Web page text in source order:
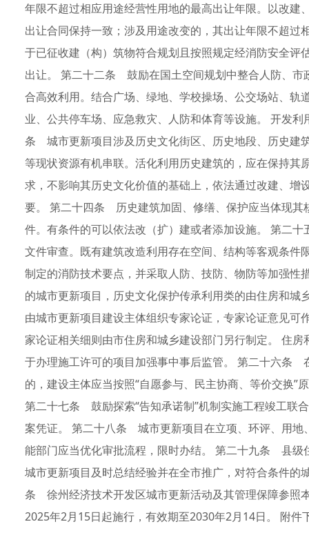
年限不超过相应用途经营性用地的最高出让年限。以改
出让合同保持一致；涉及用途改变的，其出让年限不超
于已征收建（构）筑物符合规划且按照规定经消防安全
出让。 第二十二条 鼓励在国土空间规划中整合人防、
合高效利用。结合广场、绿地、学校操场、公交场站、
业、公共停车场、应急救灾、人防和体育等设施。 开发
条 城市更新项目涉及历史文化街区、历史地段、历史建
等现状资源有机串联。活化利用历史建筑的，应在保持
求，不影响其历史文化价值的基础上，依法通过改建、
要。 第二十四条 历史建筑加固、修缮、保护应当体现其
件。有条件的可以依法改（扩）建或者添加设施。 第二
文件审查。既有建筑改造利用存在空间、结构等客观条
制定的消防技术要点，并采取人防、技防、物防等加强
的城市更新项目，历史文化保护传承利用类的由住房和
由城市更新项目建设主体组织专家论证，专家论证意见
家论证相关细则由市住房和城乡建设部门另行制定。 住
于办理施工许可的项目加强事中事后监管。 第二十六条
的，建设主体应当按照“自愿参与、民主协商、等价交换
第二十七条 鼓励探索“告知承诺制”机制实施工程竣工联
案凭证。 第二十八条 城市更新项目在立项、环评、用地
能部门应当优化审批流程，限时办结。 第二十九条 县级
城市更新项目及时总结经验并在全市推广，对符合条件
条 徐州经济技术开发区城市更新活动及其管理保障参
2025年2月15日起施行，有效期至2030年2月14日。 附